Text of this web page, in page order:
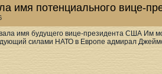
имя потенциального вице-
имя будущего вице-президента США Им
силами НАТО в Европе адмирал